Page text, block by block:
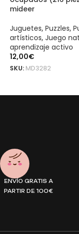
mideer
Juguetes, Puzzles,
artísticos, Juego
aprendizaje activo
12,00€
SKU: MD3282
ENVÍO GRATIS A
PARTIR DE 100€